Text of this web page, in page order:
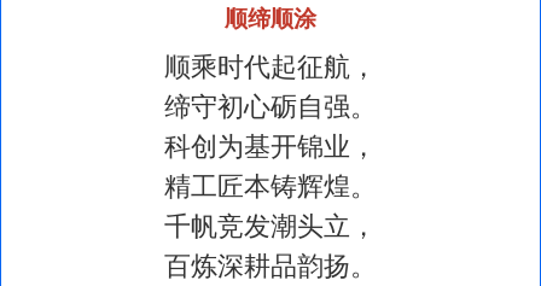
顺缔顺涂
顺乘时代起征航，
缔守初心砺自强。
科创为基开锦业，
精工匠本铸辉煌。
千帆竞发潮头立，
百炼深耕品韵扬。